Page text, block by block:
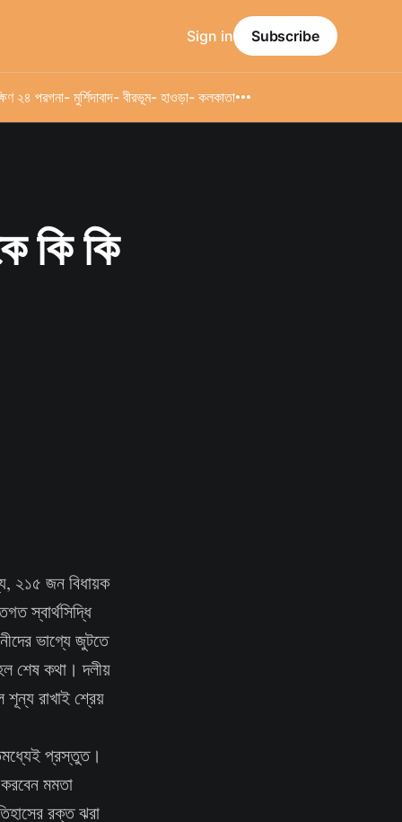
২৪ পরগনা- মুর্শিদাবাদ- বীরভূম- হাওড়া- কলকাতা
Sign in Subscribe
কি কি
২১৫ জন বিধায়ক
স্বার্থসিদ্ধি
ভাগ্যে জুটতে
শেষ কথা। দলীয়
শূন্য রাখাই শ্রেয়
প্রস্তুত।
মমতা
রক্ত ঝরা